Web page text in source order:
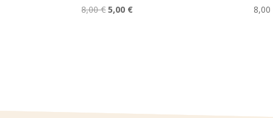
8,00€Le
5,00 €Le
8,00